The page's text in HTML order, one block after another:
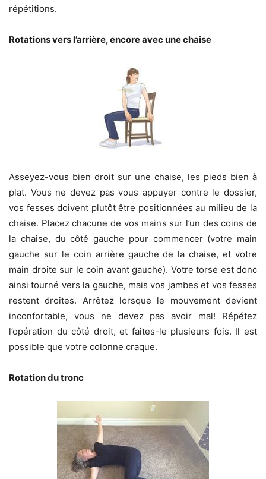
répétitions.
Rotations vers l’arrière, encore avec une chaise
Asseyez-vous bien droit sur une chaise, les pieds bien à
plat. Vous ne devez pas vous appuyer contre le dossier,
vos fesses doivent plutôt être positionnées au milieu de la
chaise. Placez chacune de vos mains sur l’un des coins de
la chaise, du côté gauche pour commencer (votre main
gauche sur le coin arrière gauche de la chaise, et votre
main droite sur le coin avant gauche). Votre torse est donc
ainsi tourné vers la gauche, mais vos jambes et vos fesses
restent droites. Arrêtez lorsque le mouvement devient
inconfortable, vous ne devez pas avoir mal! Répétez
l’opération du côté droit, et faites-le plusieurs fois. Il est
possible que votre colonne craque.
Rotation du tronc